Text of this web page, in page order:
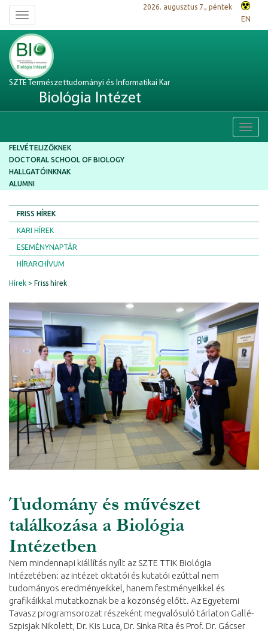
Toggle
navigation
2026. augusztus 7., péntek
EN
SZTE Természettudományi és Informatikai Kar
Biológia Intézet
FELVÉTELIZŐKNEK
DOCTORAL SCHOOL OF BIOLOGY
HALLGATÓINKNAK
ALUMNI
FRISS HÍREK
KARI HÍREK
ESEMÉNYNAPTÁR
HÍRARCHÍVUM
Hírek Friss hírek
Tudomány és művészet
találkozása a Biológia
Intézetben
Nem mindennapi kiállítás nyílt az SZTE TTIK Biológia
Intézetében: az intézet oktatói és kutatói ezúttal nem
tudományos eredményeikkel, hanem festményeikkel és
grafikáikkal mutatkoznak be a közönség előtt. Az Egyetemi
Tavasz programsorozat részeként megvalósuló tárlaton Gallé-
Szpisjak Nikolett, Dr. Kis Luca, Dr. Sinka Rita és Prof. Dr. Gácser